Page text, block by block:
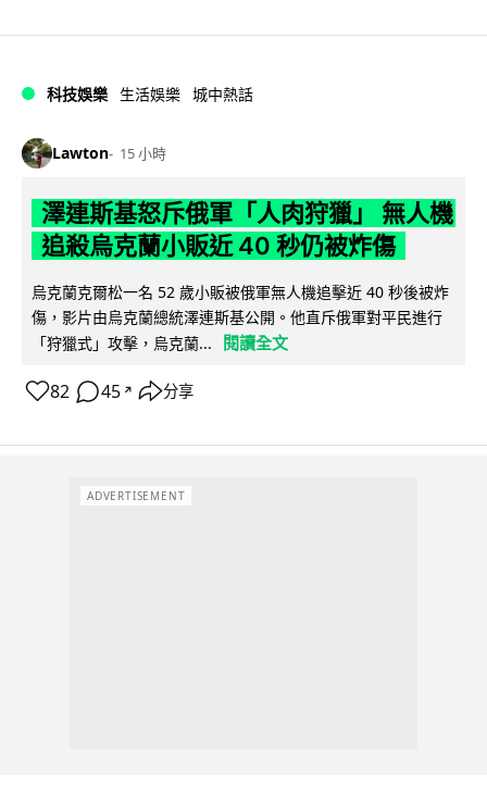
科技娛樂 生活娛樂 城中熱話
Lawton 15 小時
澤連斯基怒斥俄軍「人肉狩獵」 無人機
追殺烏克蘭小販近 40 秒仍被炸傷
烏克蘭克爾松一名 52 歲小販被俄軍無人機追擊近 40 秒後被炸
傷，影片由烏克蘭總統澤連斯基公開。他直斥俄軍對平民進行
「狩獵式」攻擊，烏克蘭...
閱讀全文
82 45 ↗ 分享
ADVERTISEMENT